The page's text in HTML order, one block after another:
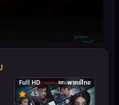
4.5
Full HD พากย์ไทย